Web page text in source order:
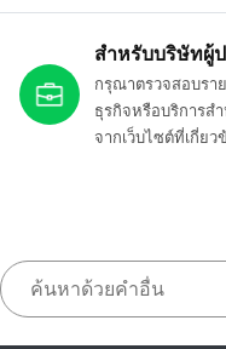
สำหรับบริษัทผู้
กรุณาตรวจสอบรา
ธุรกิจหรือบริการส
จากเว็บไซต์ที่เกี่ยว